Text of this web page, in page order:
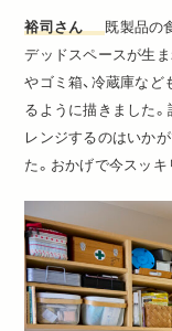
裕司さん
既製品の
デッドスペースが生
やゴミ箱、冷蔵庫な
るように描きました。
レンジするのはいか
た。おかげで今スッキ